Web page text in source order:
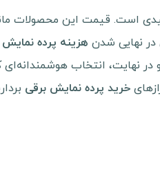
است. قیمت این محصولات
در نهایی شدن هزینه پرده نمایش
نهایت، انتخاب
خرید پرده نمایش برقی